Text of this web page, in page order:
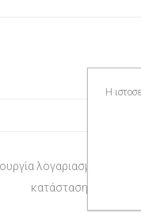
λογαριασμού στο
κατάσταση των
Η